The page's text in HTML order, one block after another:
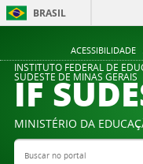
ACESSIBILIDADE
BRASIL
INSTITUTO FEDERAL DE
SUDESTE DE MINAS GERAIS
IF
MINISTÉRIO DA
Buscar no portal